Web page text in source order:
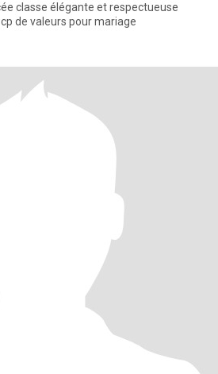
classe élégante et respectueuse
de valeurs pour mariage